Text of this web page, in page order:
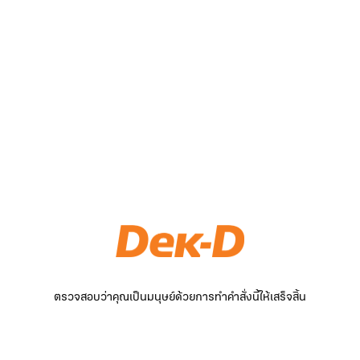
ตรวจสอบว่าคุณเป็นมนุษย์ด้วยการทำคำสั่งนี้ให้เสร็จสิ้น